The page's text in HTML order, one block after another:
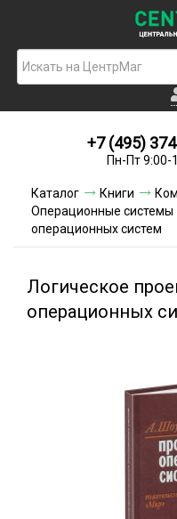
+7 (495)
Пн-Пт 9:00-
Каталог Книги
Операционные системы
операционных систем
Логическое
операционных